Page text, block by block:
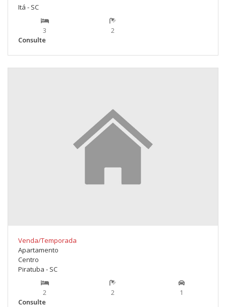
Itá - SC
3
2
Consulte
Venda/Temporada
Apartamento
Centro
Piratuba - SC
2 2
1
Consulte